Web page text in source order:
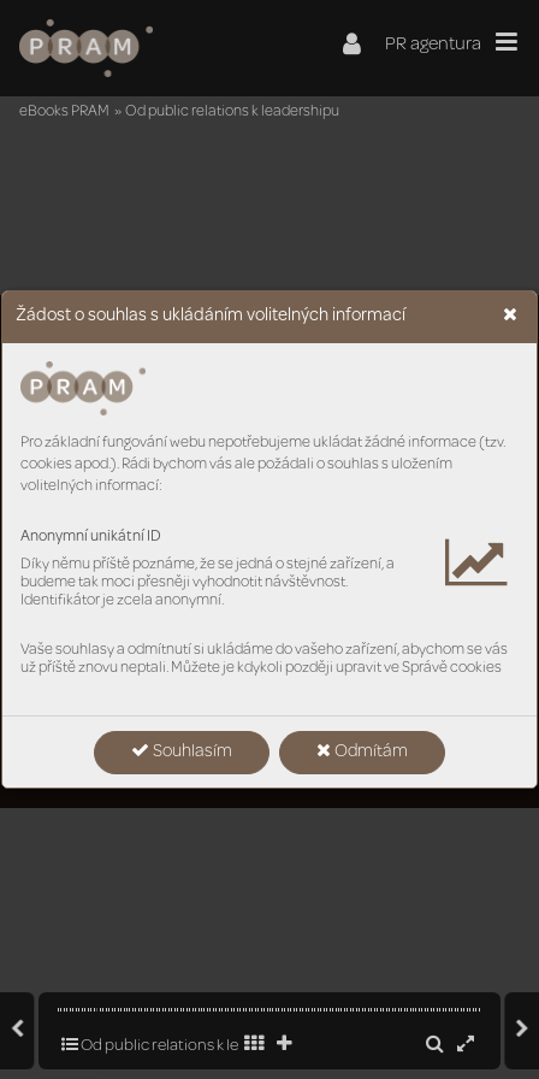
Žádost o souhlas s ukládáním volitelných informací
Pro základní fungování webu nepotřebujeme ukládat žádné informace (tzv.
cookies apod.). Rádi bychom vás ale požádali o souhlas s uložením
volitelných informací:
Anonymní unikátní ID
Díky němu příště poznáme, že se jedná o stejné zařízení, a
budeme tak moci přesněji vyhodnotit návštěvnost.
Identifikátor je zcela anonymní.
Vaše souhlasy a odmítnutí si ukládáme do vašeho zařízení, abychom se vás
už příště znovu neptali. Můžete je kdykoli později upravit ve Správě cookies
Souhlasím Odmítám
PR agentura
eBooks PRAM » Od public relations k leadershipu
Od public relations k leadershipu